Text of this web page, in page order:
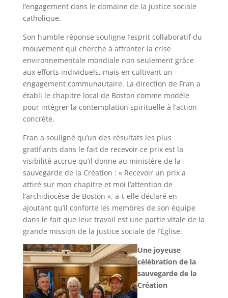
l’engagement dans le domaine de la justice sociale
catholique.
Son humble réponse souligne l’esprit collaboratif du
mouvement qui cherche à affronter la crise
environnementale mondiale non seulement grâce
aux efforts individuels, mais en cultivant un
engagement communautaire. La direction de Fran a
établi le chapitre local de Boston comme modèle
pour intégrer la contemplation spirituelle à l’action
concrète.
Fran a souligné qu’un des résultats les plus
gratifiants dans le fait de recevoir ce prix est la
visibilité accrue qu’il donne au ministère de la
sauvegarde de la Création : « Recevoir un prix a
attiré sur mon chapitre et moi l’attention de
l’archidiocèse de Boston », a-t-elle déclaré en
ajoutant qu’il conforte les membres de son équipe
dans le fait que leur travail est une partie vitale de la
grande mission de la justice sociale de l’Église.
Une joyeuse
célébration de la
sauvegarde de la
Création